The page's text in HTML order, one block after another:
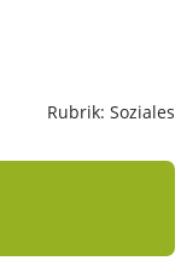
Rubrik: Soziales